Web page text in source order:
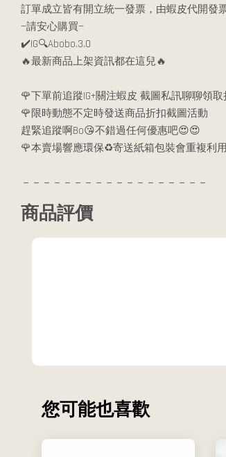
訂單成立皆有開立統一發票，由蝦皮代開發
—請安心購買—
✔️IG🔍Abobo.3.0
🔥最新商品上架資訊都在這兒🔥
🌹下單前追蹤IG+關注蝦皮 截圖私訊聊聊領
🌹限時動態不定時發送商品折扣截圖活動
趕緊追蹤啊Bo😘不錯過任何優惠吧😍😍
🌹本賣場響應環保♻️寄送紙箱包裝會重複利
－－－－－－－－－－－－－－－－－－
商品評價
您可能也喜歡